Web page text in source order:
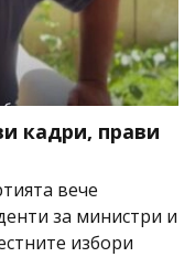
кадри, прави
вече
за министри и
избори